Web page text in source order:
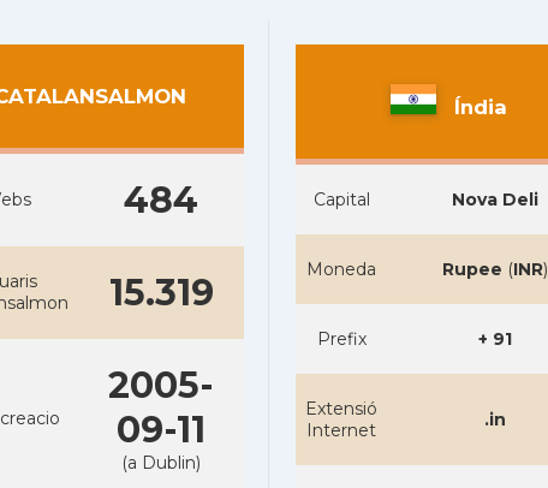
484
15.319
2005-
09-11
(a Dublin)
Índia
Capital Nova Deli
Moneda Rupee (INR)
Prefix + 91
Extensió
Internet
.in